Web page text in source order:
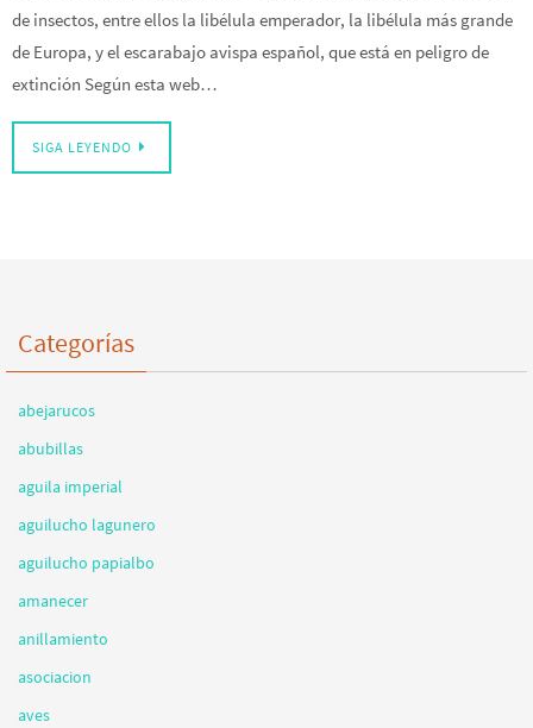
de insectos, entre ellos la libélula emperador, la libélula más grande
de Europa, y el escarabajo avispa español, que está en peligro de
extinción Según esta web…
SIGA LEYENDO
Categorías
abejarucos
abubillas
aguila imperial
aguilucho lagunero
aguilucho papialbo
amanecer
anillamiento
asociacion
aves